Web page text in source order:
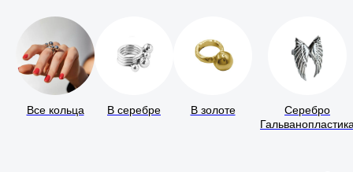
Все кольца В серебре В золоте
Серебро